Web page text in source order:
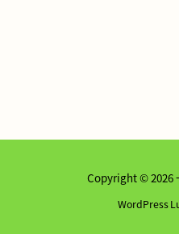
Copyright ©2026
WordPress